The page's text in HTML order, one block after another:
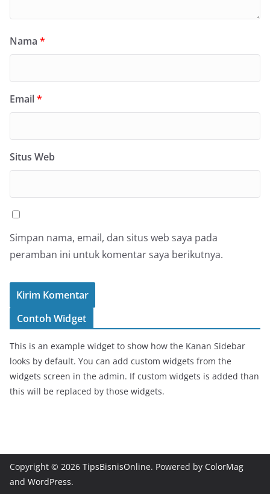
Nama *
Email*
Situs Web
Simpan nama, email, dan situs web saya pada
peramban ini untuk komentar saya berikutnya.
Contoh Widget
This is an example widget to show how the Kanan Sidebar
looks by default. You can add custom widgets from the
widgets screen in the admin. If custom widgets is added than
this will be replaced by those widgets.
Copyright © 2026 TipsBisnisOnline. Powered by ColorMag
and WordPress.